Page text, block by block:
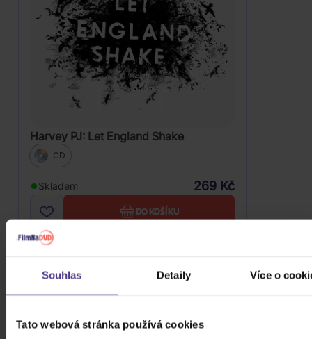
Souhlas Detaily Více o
Tato webová stránka používá cookies
Harvey PJ: Let England Shake
CD
Skladem 269 Kč
DO KOŠÍKU